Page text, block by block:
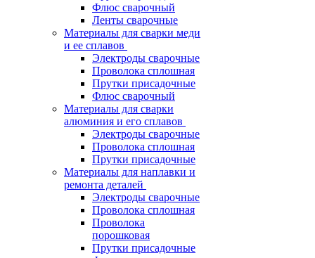
Флюс сварочный
Ленты сварочные
Материалы для сварки меди
и ее сплавов
Электроды сварочные
Проволока сплошная
Прутки присадочные
Флюс сварочный
Материалы для сварки
алюминия и его сплавов
Электроды сварочные
Проволока сплошная
Прутки присадочные
Материалы для наплавки и
ремонта деталей
Электроды сварочные
Проволока сплошная
Проволока
порошковая
Прутки присадочные